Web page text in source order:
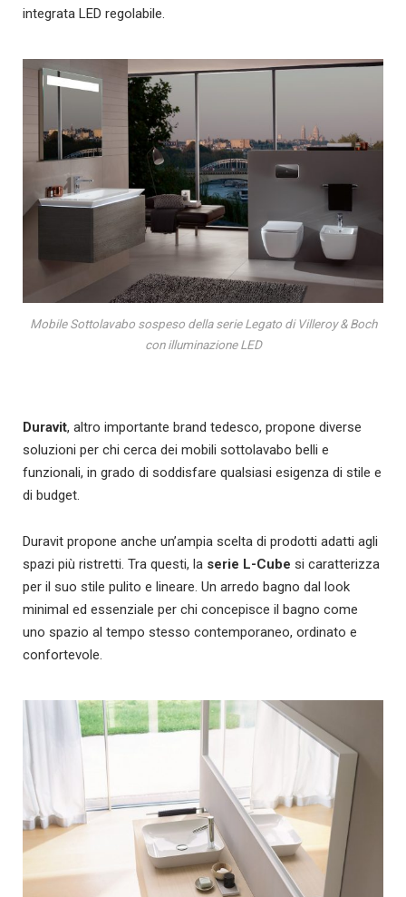
integrata LED regolabile.
Mobile Sottolavabo sospeso della serie Legato di Villeroy & Boch
con illuminazione LED
Duravit, altro importante brand tedesco, propone diverse
soluzioni per chi cerca dei mobili sottolavabo belli e
funzionali, in grado di soddisfare qualsiasi esigenza di stile e
di budget.
Duravit propone anche un’ampia scelta di prodotti adatti agli
spazi più ristretti. Tra questi, la serie L-Cube si caratterizza
per il suo stile pulito e lineare. Un arredo bagno dal look
minimal ed essenziale per chi concepisce il bagno come
uno spazio al tempo stesso contemporaneo, ordinato e
confortevole.